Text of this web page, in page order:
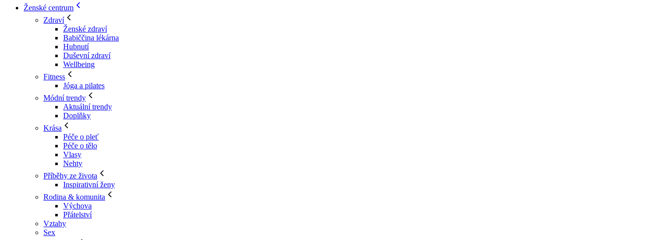
Ženské centrum
Zdraví
Ženské zdraví
Babiččina lékárna
Hubnutí
Duševní zdraví
Wellbeing
Fitness
Jóga a pilates
Módní trendy
Aktuální trendy
Doplňky
Krása
Péče o pleť
Péče o tělo
Vlasy
Nehty
Příběhy ze života
Inspirativní ženy
Rodina & komunita
Výchova
Přátelství
Vztahy
Sex